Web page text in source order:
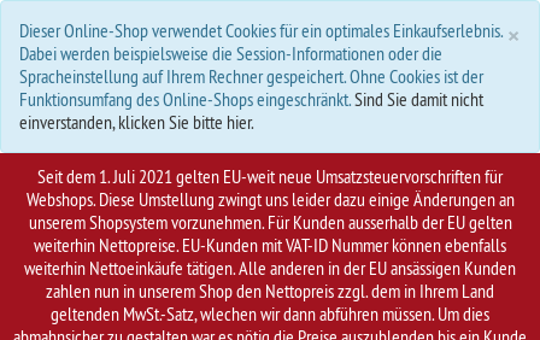
×
Dieser Online-Shop verwendet Cookies für ein optimales Einkaufserlebnis.
Dabei werden beispielsweise die Session-Informationen oder die
Spracheinstellung auf Ihrem Rechner gespeichert. Ohne Cookies ist der
Funktionsumfang des Online-Shops eingeschränkt.Sind Sie damit nicht
einverstanden, klicken Sie bitte hier.
Seit dem 1. Juli 2021 gelten EU-weit neue Umsatzsteuervorschriften für
Webshops. Diese Umstellung zwingt uns leider dazu einige Änderungen an
unserem Shopsystem vorzunehmen. Für Kunden ausserhalb der EU gelten
weiterhin Nettopreise. EU-Kunden mit VAT-ID Nummer können ebenfalls
weiterhin Nettoeinkäufe tätigen. Alle anderen in der EU ansässigen Kunden
zahlen nun in unserem Shop den Nettopreis zzgl. dem in Ihrem Land
geltenden MwSt.-Satz, wlechen wir dann abführen müssen. Um dies